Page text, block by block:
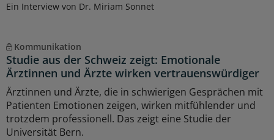
Ein Interview von Dr. Miriam Sonnet
Kommunikation
Studie aus der Schweiz zeigt: Emotionale
Ärztinnen und Ärzte wirken vertrauenswürdiger
Ärztinnen und Ärzte, die in schwierigen Gesprächen mit
Patienten Emotionen zeigen, wirken mitfühlender und
trotzdem professionell. Das zeigt eine Studie der
Universität Bern.